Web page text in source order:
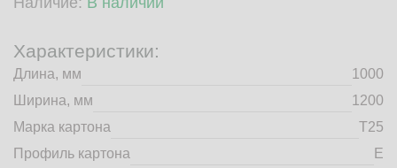
Гофротара с печатью
Рассчитать стоимость упаковки
Пн-Пт 8:00 - 17:00
+7 (4832) 71-44-42
г. Брянск, Белобережская улица, 1А
Характеристики:
Длина, мм
1000
Ширина, мм
1200
Марка картона
Т25
Профиль картона
E